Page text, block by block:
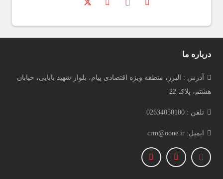
درباره ما
آدرس : البرز، منطقه ویژه اقتصادی پیام، بلوار شهید بابایی، خیابان
هشتم، پلاک 22
تلفن : 02634050100
ایمیل: crm@oone.ir